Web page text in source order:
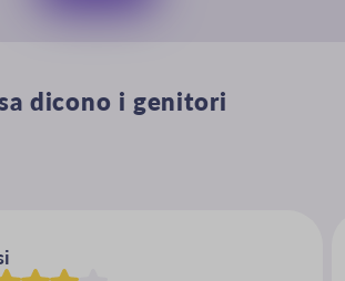
dicono i genitori